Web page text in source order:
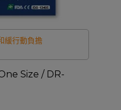
緩行動負擔
Size / DR-